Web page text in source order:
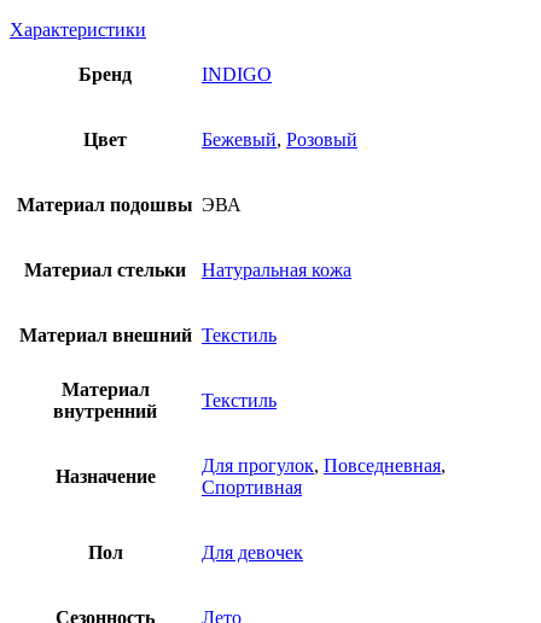
Характеристики
Бренд INDIGO
Цвет Бежевый, Розовый
Материал подошвы ЭВА
Материал стельки Натуральная кожа
Материал внешний Текстиль
Материал
внутренний
Текстиль
Назначение
Для прогулок, Повседневная,
Спортивная
Пол Для девочек
Сезонность Лето